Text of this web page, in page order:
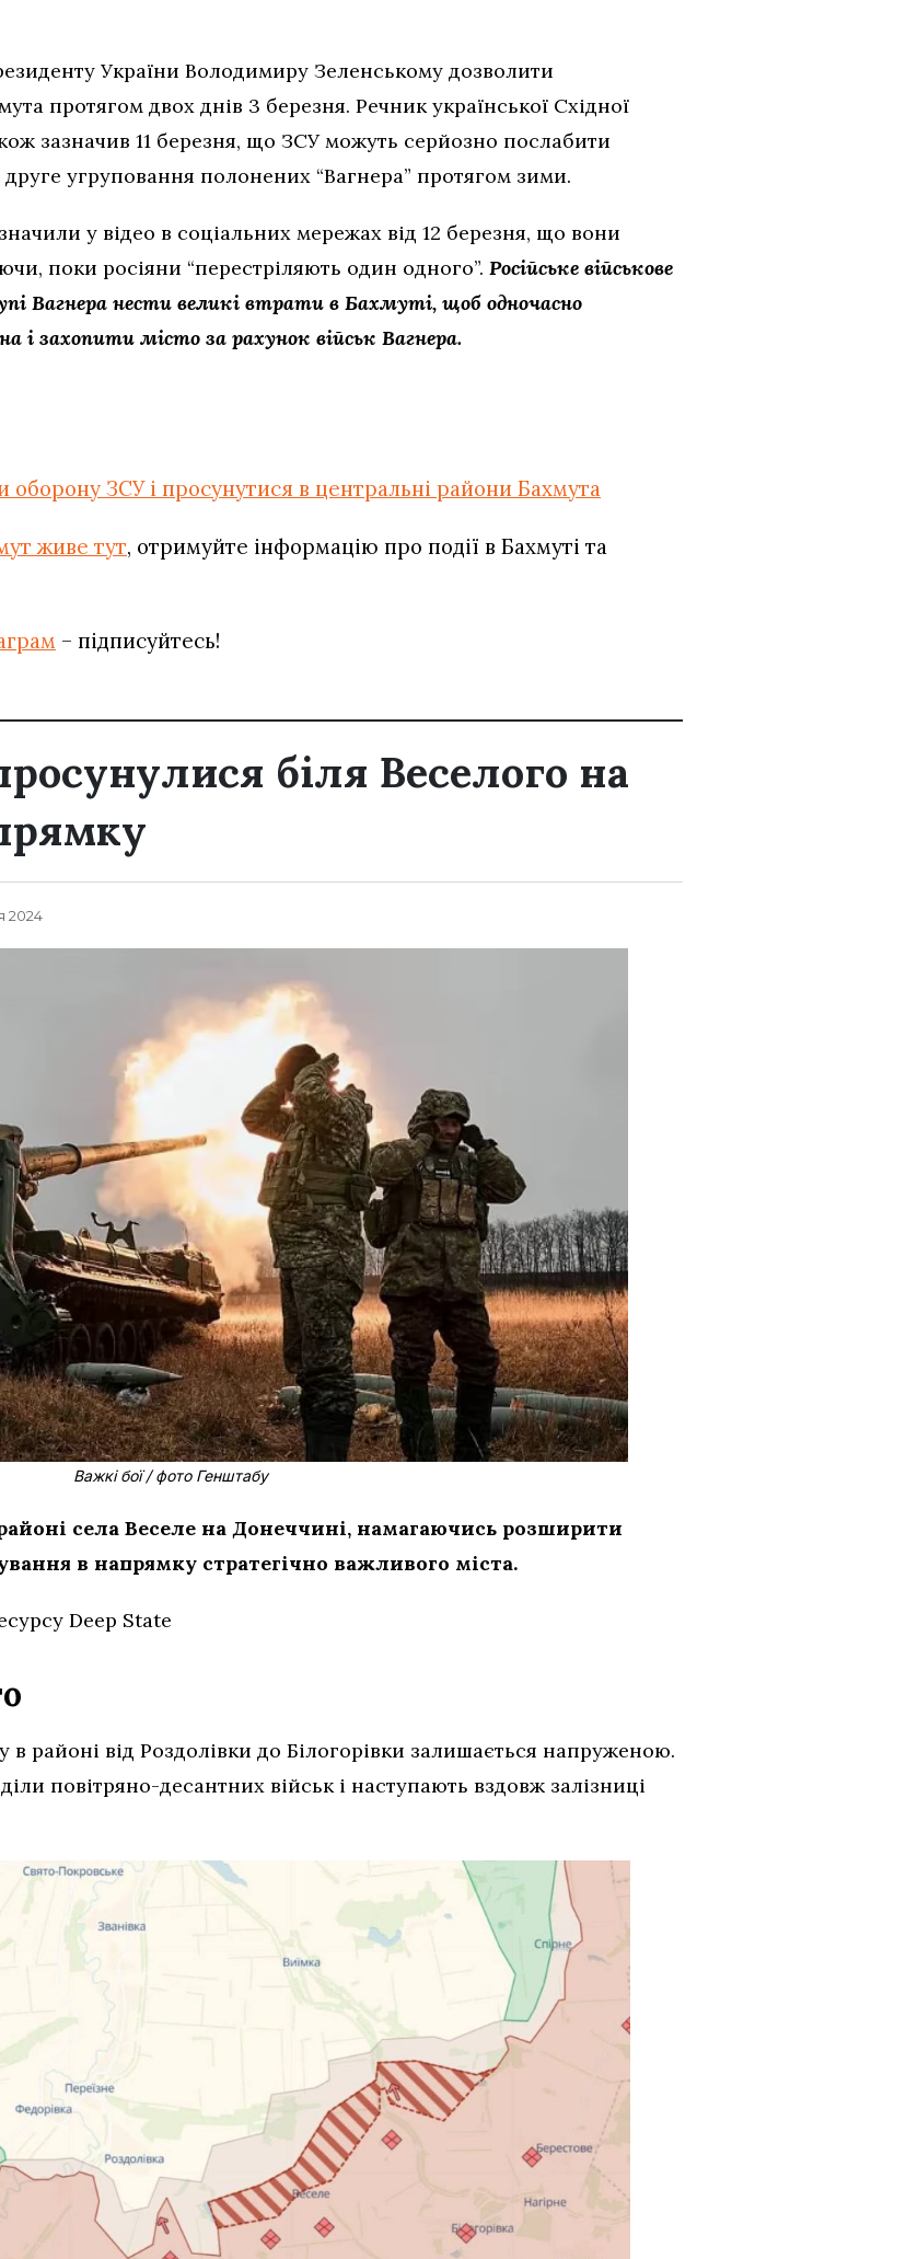
України Володимиру Зеленському дозволити
протягом двох днів 3 березня. Речник української Східної
зазначив 11 березня, що ЗСУ можуть серйозно послабити
друге угруповання полонених “Вагнера” протягом зими.
у відео в соціальних мережах від 12 березня, що вони
поки росіяни “перестріляють один одного”. Російське військове
Вагнера нести великі втрати в Бахмуті, щоб одночасно
і захопити місто за рахунок військ Вагнера.
оборону ЗСУ і просунутися в центральні райони Бахмута
живе тут, отримуйте інформацію про події в Бахмуті та
– підписуйтесь!
біля Веселого на
2024
Важкі бої / фото Генштабу
села Веселе на Донеччині, намагаючись розширити
в напрямку стратегічно важливого міста.
Deep State
в районі від Роздолівки до Білогорівки залишається напруженою.
повітряно-десантних військ і наступають вздовж залізниці